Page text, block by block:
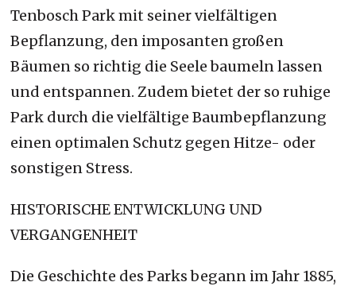
Tenbosch Park mit seiner vielfältigen
Bepflanzung, den imposanten großen
Bäumen so richtig die Seele baumeln lassen
und entspannen. Zudem bietet der so ruhige
Park durch die vielfältige Baumbepflanzung
einen optimalen Schutz gegen Hitze- oder
sonstigen Stress.
HISTORISCHE ENTWICKLUNG UND
VERGANGENHEIT
Die Geschichte des Parks begann im Jahr 1885,